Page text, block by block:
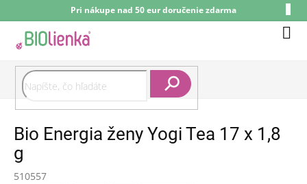
na
obsah
Pri nákupe nad 50 eur doručenie zdarma
Bio Energia ženy Yogi Tea 17 x 1,8
g
510557